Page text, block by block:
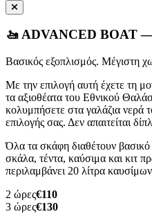
🚤 ADVANCED BOAT
Βασικός εξοπλισμός. Μέγιστη
Με την επιλογή αυτή έχετε τη
τα αξιοθέατα του Εθνικού
κολυμπήσετε στα γαλάζια νερά
επιλογής σας. Δεν απαιτείται
Όλα τα σκάφη διαθέτουν
σκάλα, τέντα, καύσιμα και κιτ
περιλαμβάνει 20 λίτρα
2 ώρες€110
3 ώρες€130